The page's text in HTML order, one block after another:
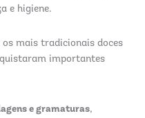
e higiene.
os mais tradicionais doces
importantes
e gramaturas,